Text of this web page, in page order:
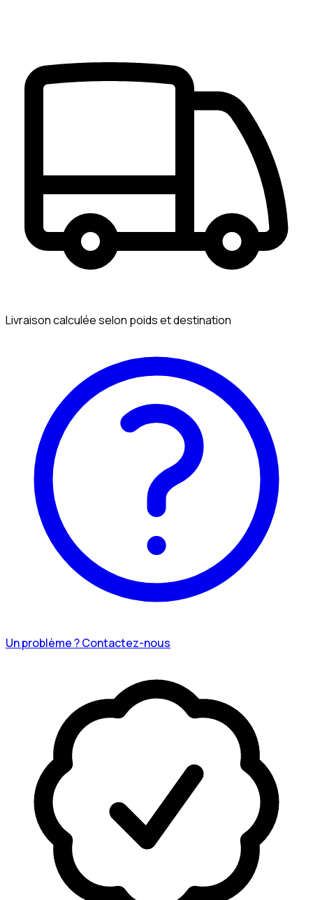
Livraison calculée selon poids et destination
Un problème ? Contactez-nous